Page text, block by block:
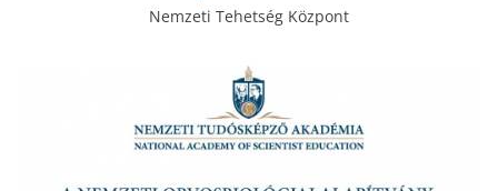
Nemzeti Tehetség Központ